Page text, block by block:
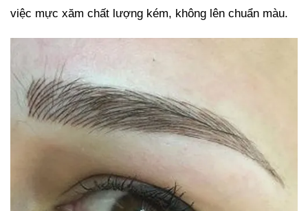
việc mực xăm chất lượng kém, không lên chuẩn màu.